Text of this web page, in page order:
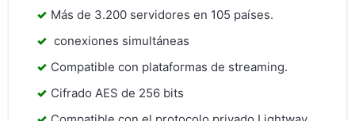
Más de 3.200 servidores en 105 países.
conexiones simultáneas
Compatible con plataformas de streaming.
Cifrado AES de 256 bits